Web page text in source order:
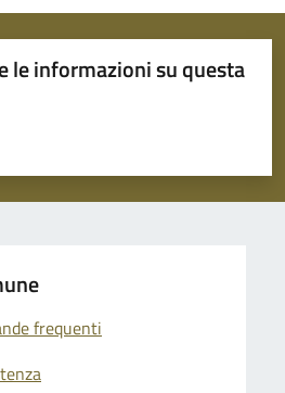
le informazioni su questa
stelle su 5
su 5
5
frequenti